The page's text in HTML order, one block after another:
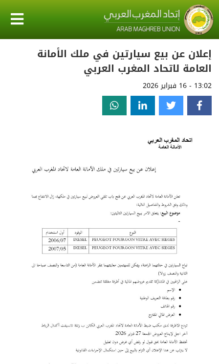
إعلان عن بيع سيارتين في ملك الأمانة
العامة لاتحاد المغرب العربي
13:02 - 16 فبراير 2026